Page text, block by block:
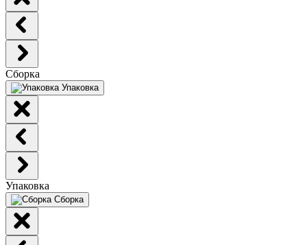
Сборка
Упаковка
Упаковка
Сборка